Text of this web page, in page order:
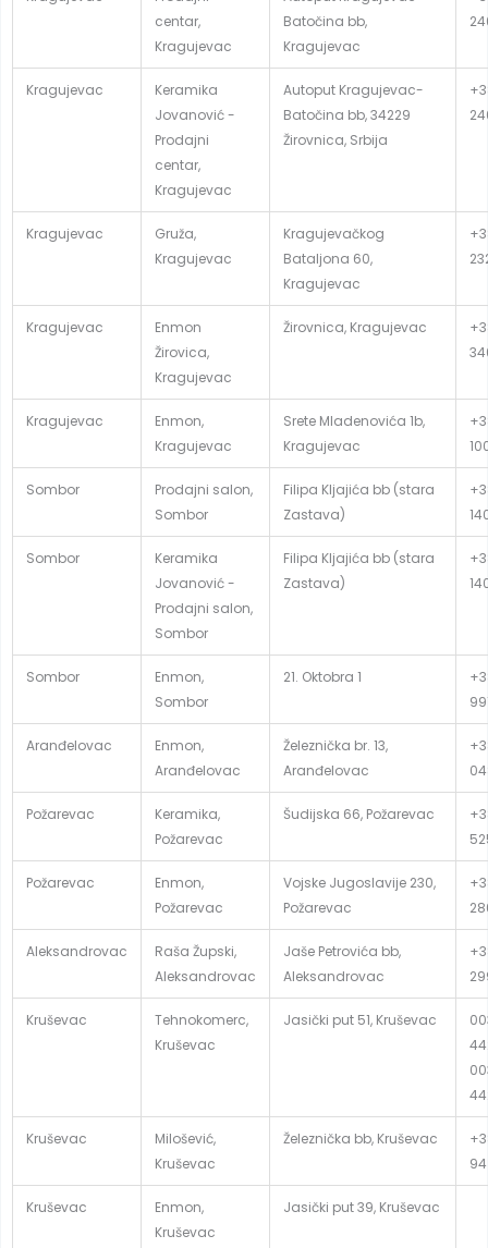
centar,
Kragujevac
Batočina bb,
Kragujevac
Kragujevac
Keramika
Jovanović -
Prodajni
centar,
Kragujevac
Autoput Kragujevac-
Batočina bb, 34229
Žirovnica, Srbija
Kragujevac
Gruža,
Kragujevac
Kragujevačkog
Bataljona 60,
Kragujevac
Kragujevac
Enmon
Žirovica,
Kragujevac
Žirovnica, Kragujevac
Kragujevac
Enmon,
Kragujevac
Srete Mladenovića 1b,
Kragujevac
Sombor
Prodajni salon,
Sombor
Filipa Kljajića bb (stara
Zastava)
Sombor
Keramika
Jovanović -
Prodajni salon,
Sombor
Filipa Kljajića bb (stara
Zastava)
Sombor
Enmon,
Sombor
21. Oktobra 1
Aranđelovac
Enmon,
Aranđelovac
Železnička br. 13,
Aranđelovac
Požarevac
Keramika,
Požarevac
Šudijska 66, Požarevac
Požarevac
Enmon,
Požarevac
Vojske Jugoslavije 230,
Požarevac
Aleksandrovac
Raša Župski,
Aleksandrovac
Jaše Petrovića bb,
Aleksandrovac
Kruševac
Tehnokomerc,
Kruševac
Jasički put 51, Kruševac
Kruševac
Milošević,
Kruševac
Železnička bb, Kruševac
Kruševac
Enmon,
Kruševac
Jasički put 39, Kruševac